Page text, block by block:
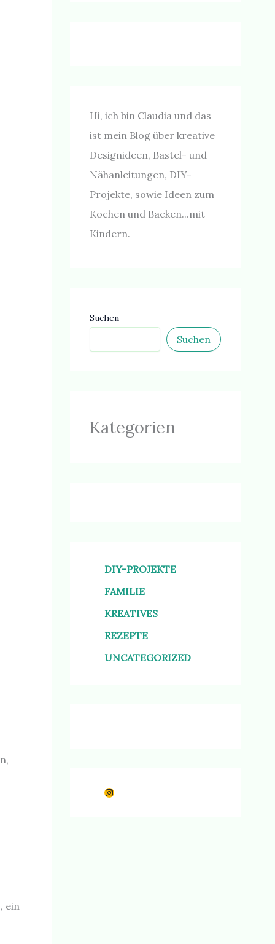
ein
Hi, ich bin Claudia und das
ist mein Blog über kreative
Designideen, Bastel- und
Nähanleitungen, DIY-
Projekte, sowie Ideen zum
Kochen und Backen...mit
Kindern.
Suchen
Suchen
Kategorien
DIY-PROJEKTE
FAMILIE
KREATIVES
REZEPTE
UNCATEGORIZED
Instagram